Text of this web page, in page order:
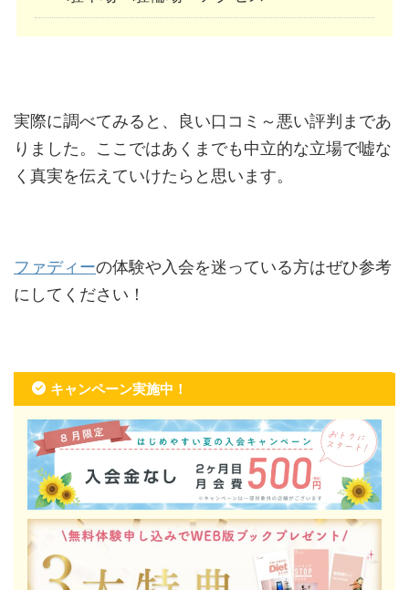
実際に調べてみると、良い口コミ～悪い評判まであ
りました。ここではあくまでも中立的な立場で嘘な
く真実を伝えていけたらと思います。
ファディーの体験や入会を迷っている方はぜひ参考
にしてください！
キャンペーン実施中！